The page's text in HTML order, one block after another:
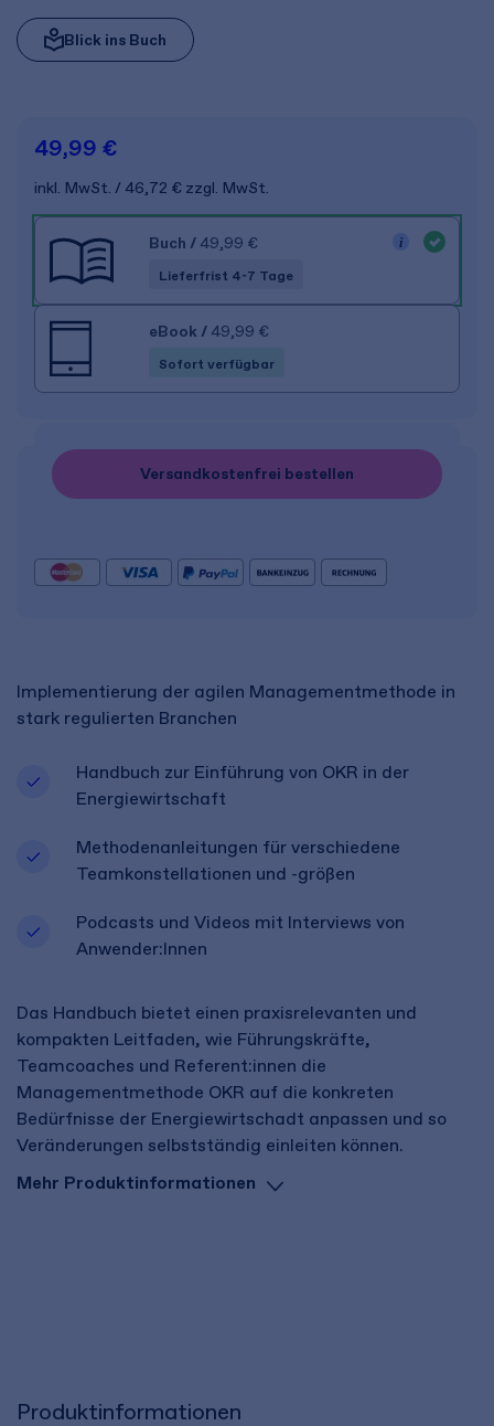
Blick ins Buch
Implementierung der agilen Managementmethode in
stark regulierten Branchen
Handbuch zur Einführung von OKR in der
Energiewirtschaft
Methodenanleitungen für verschiedene
Teamkonstellationen und -größen
Podcasts und Videos mit Interviews von
Anwender:Innen
Das Handbuch bietet einen praxisrelevanten und
kompakten Leitfaden, wie Führungskräfte,
Teamcoaches und Referent:innen die
Managementmethode OKR auf die konkreten
Bedürfnisse der Energiewirtschadt anpassen und so
Veränderungen selbstständig einleiten können.
Mehr Produktinformationen
49,99 €
inkl. MwSt. 46,72 € zzgl. MwSt.
Buch / 49,99 €
Lieferfrist 4-7 Tage
eBook / 49,99 €
Sofort verfügbar
Versandkostenfrei bestellen
Produktinformationen